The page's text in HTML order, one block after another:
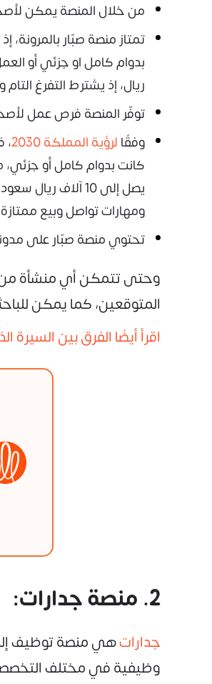
من خلال المنصة يمكن
تمتاز منصة صبّار
بدوام كامل او جزئي أو
ريال، إذ يشترط التفرغ
توفّر المنصة فرص عمل
وفقًا لرؤية المملكة 2030
،
كانت بدوام كامل أو جزئي،
يصل إلى 10
ومهارات تواصل وبيع
تحتوي منصة صبّار على
وحتى تتمكن أي منشأة من
المتوقعين، كما يمكن
اقرأ أيضًا الفرق بين السيرة
2. منصة جدارات:
جداراتهي منصة توظيف
وظيفية في مختلف